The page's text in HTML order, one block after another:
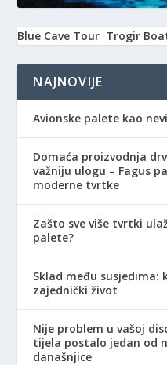
Blue Cave Tour Trogir
NAJNOVIJE
Avionske palete kao
Domaća proizvodnja
važniju ulogu – Fagus
moderne tvrtke
Zašto sve više tvrtki
palete?
Sklad među
zajednički život
Nije problem u vašoj
tijela postalo jedan od
današnjice